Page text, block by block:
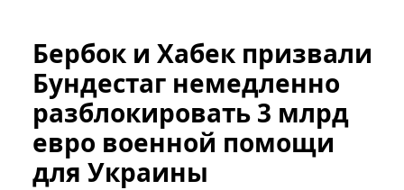
Бербок и Хабек призвали
Бундестаг немедленно
разблокировать 3 млрд
евро военной помощи
для Украины